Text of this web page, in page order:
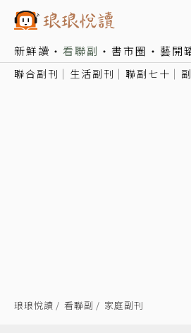
新鮮讀 看聯副 書市圈 藝開
聯合副刊 生活副刊 聯副七十
琅琅悅讀 看聯副 家庭副刊